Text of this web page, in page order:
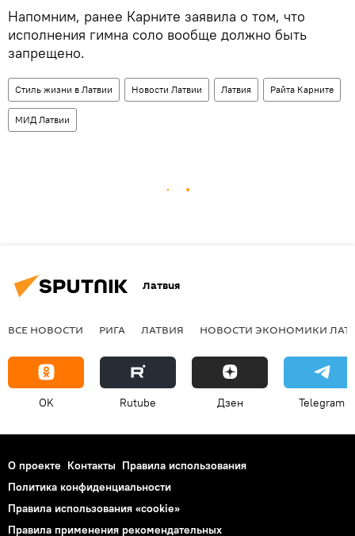
Напомним, ранее Карните заявила о том, что
исполнения гимна соло вообще должно быть
запрещено.
Стиль жизни в Латвии Новости Латвии Латвия Райта Карните
МИД Латвии
Латвия
ВСЕ НОВОСТИ РИГА ЛАТВИЯ НОВОСТИ ЭКОНОМИКИ
OK Rutube Дзен Telegram
О проекте Контакты Правила использования
Политика конфиденциальности
Правила использования «cookie»
Правила применения рекомендательных